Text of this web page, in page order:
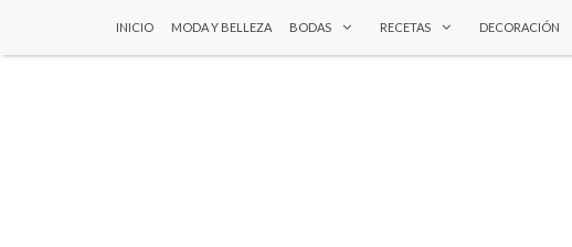
INICIO MODA Y BELLEZA BODAS RECETAS DECORACIÓN